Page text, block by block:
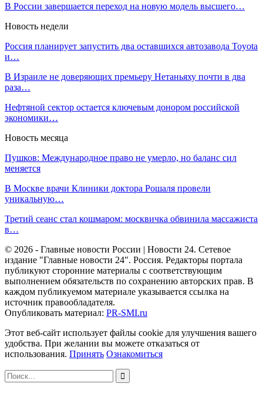
В России завершается переход на новую модель высшего…
Новость недели
Россия планирует запустить два оставшихся автозавода Toyota
и…
В Израиле не доверяющих премьеру Нетаньяху почти в два
раза…
Нефтяной сектор остается ключевым донором российской
экономики…
Новость месяца
Пушков: Международное право не умерло, но баланс сил
меняется
В Москве врачи Клиники доктора Рошаля провели
уникальную…
Третий сеанс стал кошмаром: москвичка обвинила массажиста
в…
© 2026 - Главные новости России | Новости 24. Сетевое
издание "Главные новости 24". Россия. Редакторы портала
публикуют сторонние материалы с соответствующим
выполнением обязательств по сохранению авторских прав. В
каждом публикуемом материале указывается ссылка на
источник правообладателя.
Опубликовать материал: PR-SMI.ru
Этот веб-сайт использует файлы cookie для улучшения вашего
удобства. При желании вы можете отказаться от
использования. Принять Ознакомиться